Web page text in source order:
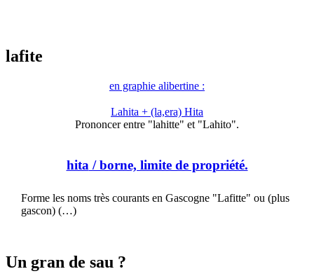
lafite
en graphie alibertine :
Lahita + (la,era) Hita
Prononcer entre "lahitte" et "Lahito".
hita / borne, limite de propriété.
Forme les noms très courants en Gascogne "Lafitte" ou (plus
gascon) (…)
Un gran de sau ?